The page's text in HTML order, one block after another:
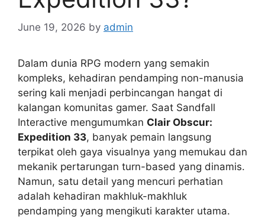
June 19, 2026 by admin
Dalam dunia RPG modern yang semakin
kompleks, kehadiran pendamping non-manusia
sering kali menjadi perbincangan hangat di
kalangan komunitas gamer. Saat Sandfall
Interactive mengumumkan Clair Obscur:
Expedition 33, banyak pemain langsung
terpikat oleh gaya visualnya yang memukau dan
mekanik pertarungan turn-based yang dinamis.
Namun, satu detail yang mencuri perhatian
adalah kehadiran makhluk-makhluk
pendamping yang mengikuti karakter utama.